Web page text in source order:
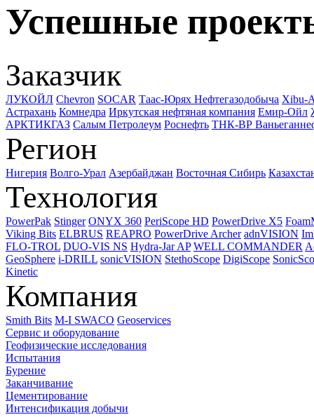
Успешные
Заказчик
ЛУКОЙЛ Chevron SOCAR Таас-Юрях Нефтегазодобыча Xibu-
Астрахань Комнедра Иркутская нефтяная компания Емир-Ойл
АРКТИКГАЗ Салым Петролеум Роснефть ТНК-ВР
Регион
Нигерия Волго-Урал Азербайджан Восточная Сибирь
Технология
PowerPak Stinger ONYX 360 PeriScope HD PowerDrive X5
Viking Bits ELBRUS REAPRO PowerDrive Archer adnVISION
FLO-TROL DUO-VIS NS Hydra-Jar AP WELL COMMANDER
GeoSphere i-DRILL sonicVISION StethoScope DigiScope
Kinetic
Компания
Smith Bits M-I SWACO Geoservices
Сервис и оборудование
Геофизические исследования
Испытания
Бурение
Заканчивание
Цементирование
Интенсификация добычи